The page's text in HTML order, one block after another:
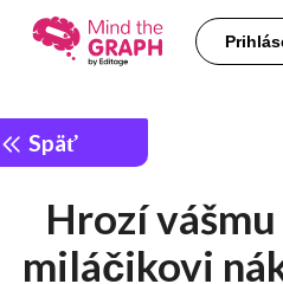
Späť
Hrozí
miláčikovi